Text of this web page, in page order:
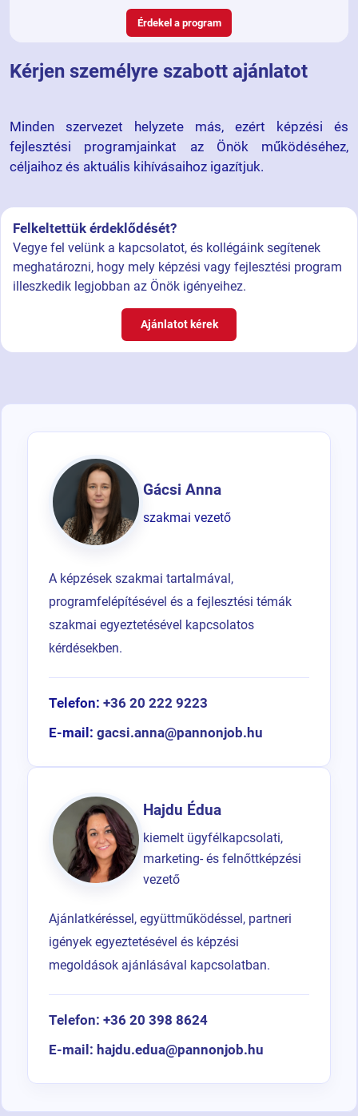
Érdekel a program
Kérjen személyre szabott ajánlatot
Minden szervezet helyzete más, ezért képzési és
fejlesztési programjainkat az Önök működéséhez,
céljaihoz és aktuális kihívásaihoz igazítjuk.
Felkeltettük érdeklődését?
Vegye fel velünk a kapcsolatot, és kollégáink segítenek
meghatározni, hogy mely képzési vagy fejlesztési program
illeszkedik legjobban az Önök igényeihez.
Ajánlatot kérek
Gácsi Anna
szakmai vezető
A képzések szakmai tartalmával,
programfelépítésével és a fejlesztési témák
szakmai egyeztetésével kapcsolatos
kérdésekben.
Telefon: +36 20 222 9223
E-mail: gacsi.anna@pannonjob.hu
Hajdu Édua
kiemelt ügyfélkapcsolati,
marketing- és felnőttképzési
vezető
Ajánlatkéréssel, együttműködéssel, partneri
igények egyeztetésével és képzési
megoldások ajánlásával kapcsolatban.
Telefon: +36 20 398 8624
E-mail: hajdu.edua@pannonjob.hu